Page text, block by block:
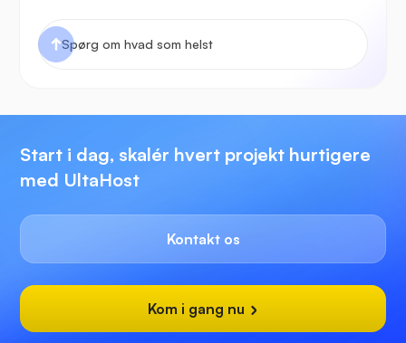
Start i dag, skalér hvert projekt hurtigere
med UltaHost
Kontakt os
Kom i gang nu